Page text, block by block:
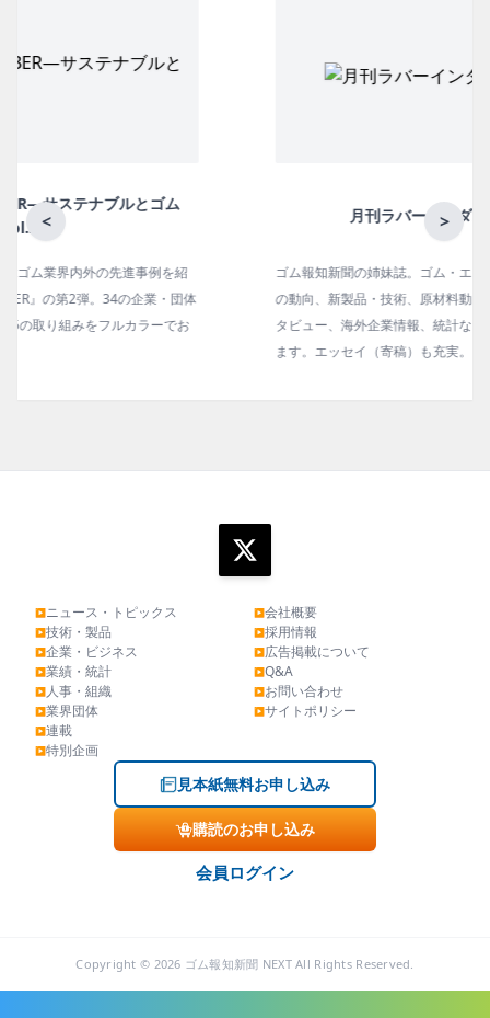
< >
月刊ラバーインダストリー／単品
ゴム報知新聞の姉妹誌。ゴム・エラストマー製品・市場分野別
の動向、新製品・技術、原材料動向、設備・機械の紹介、イン
タビュー、海外企業情報、統計などをコンパクトに掲載してい
▶ ニュース・トピックス
▶ 技術・製品
▶ 企業・ビジネス
▶ 業績・統計
▶ 人事・組織
▶ 業界団体
▶ 連載
▶ 特別企画
▶ 会社概要
▶ 採用情報
▶ 広告掲載について
▶ Q&A
▶ お問い合わせ
▶ サイトポリシー
見本紙無料お申し込み
購読のお申し込み
会員ログイン
Copyright © 2026 ゴム報知新聞 NEXT All Rights Reserved.